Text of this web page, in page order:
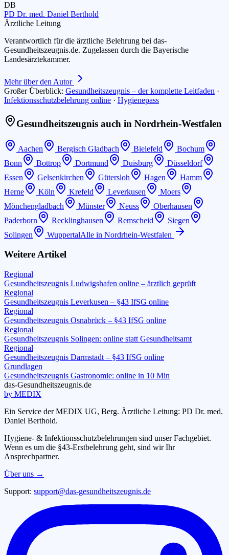
DB
PD Dr. med. Daniel Berthold
Ärztliche Leitung
Verantwortlich für die ärztliche Belehrung bei das-
Gesundheitszeugnis.de. Zugelassen durch die Bayerische
Landesärztekammer.
Mehr über den Autor
Großer Überblick: Gesundheitszeugnis – der komplette Leitfaden ·
Infektionsschutzbelehrung online · Hygienepass
Gesundheitszeugnis auch in Nordrhein-Westfalen
Aachen Bergisch Gladbach Bielefeld
Bochum
Bonn
Bottrop Dortmund Duisburg
Düsseldorf
Essen
Gelsenkirchen Gütersloh Hagen
Hamm
Herne
Köln Krefeld Leverkusen
Moers
Mönchengladbach
Münster Neuss
Oberhausen
Paderborn
Recklinghausen Remscheid
Siegen
Solingen
WuppertalAlle in Nordrhein-Westfalen
Weitere Artikel
Regional
Gesundheitszeugnis Ludwigshafen online – ärztlich geprüft
Regional
Gesundheitszeugnis Leverkusen – §43 IfSG online
Regional
Gesundheitszeugnis Osnabrück – §43 IfSG online
Regional
Gesundheitszeugnis Solingen: online statt Gesundheitsamt
Regional
Gesundheitszeugnis Darmstadt – §43 IfSG online
Grundlagen
Gesundheitszeugnis Gastronomie: online in 10 Min
das-Gesundheitszeugnis.de
by MEDIX
Ein Service der MEDIX UG, Berg. Ärztliche Leitung: PD Dr. med.
Daniel Berthold.
Hygiene- & Infektionsschutzbelehrungen sind unser Fachgebiet.
Wenn es um die §43-Erstbelehrung geht, sind wir Ihr
Ansprechpartner.
Über uns →
Support: support@das-gesundheitszeugnis.de